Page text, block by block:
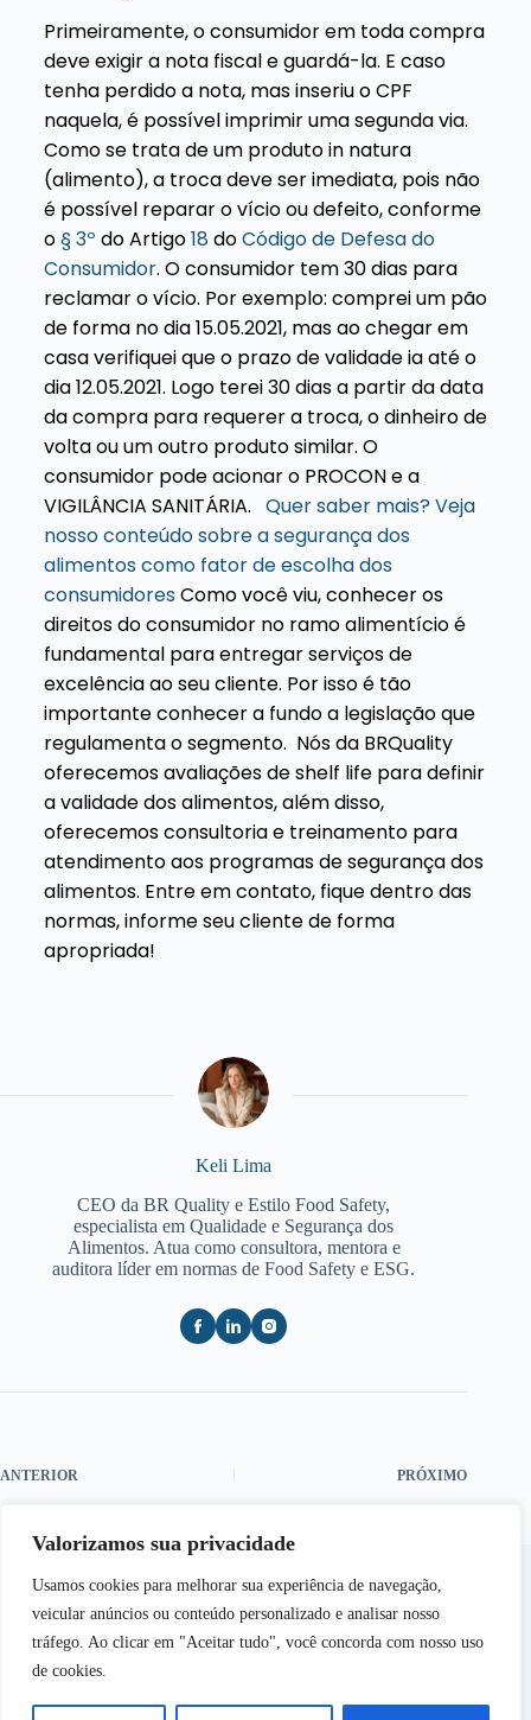
Valorizamos sua privacidade
Usamos cookies para melhorar sua experiência de navegação,
veicular anúncios ou conteúdo personalizado e analisar nosso
tráfego. Ao clicar em "Aceitar tudo", você concorda com nosso uso
de cookies.
Primeiramente, o consumidor em toda compra
deve exigir a nota fiscal e guardá-la. E caso
tenha perdido a nota, mas inseriu o CPF
naquela, é possível imprimir uma segunda via.
Como se trata de um produto in natura
(alimento), a troca deve ser imediata, pois não
é possível reparar o vício ou defeito, conforme
o§ 3º do Artigo18doCódigo de Defesa do
Consumidor. O consumidor tem 30 dias para
reclamar o vício. Por exemplo: comprei um pão
de forma no dia 15.05.2021, mas ao chegar em
casa verifiquei que o prazo de validade ia até o
dia 12.05.2021. Logo terei 30 dias a partir da data
da compra para requerer a troca, o dinheiro de
volta ou um outro produto similar. O
consumidor pode acionar o PROCON e a
VIGILÂNCIA SANITÁRIA. Quer saber mais? Veja
nosso conteúdo sobre a segurança dos
alimentos como fator de escolha dos
consumidoresComo você viu, conhecer os
direitos do consumidor no ramo alimentício é
fundamental para entregar serviços de
excelência ao seu cliente. Por isso é tão
importante conhecer a fundo a legislação que
regulamenta o segmento. Nós da BRQuality
oferecemos avaliações de shelf life para definir
a validade dos alimentos, além disso,
oferecemos consultoria e treinamento para
atendimento aos programas de segurança dos
alimentos. Entre em contato, fique dentro das
normas, informe seu cliente de forma
apropriada!
Keli Lima
CEO da BR Quality e Estilo Food Safety,
especialista em Qualidade e Segurança dos
Alimentos. Atua como consultora, mentora e
auditora líder em normas de Food Safety e ESG.
ANTERIOR PRÓXIMO
Copyright © 2026 - Semear | Todos os Direitos